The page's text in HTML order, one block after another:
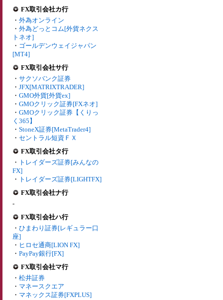
FX取引会社カ行
・ 外為オンライン
・ 外為どっとコム[外貨ネクス
トネオ]
・ ゴールデンウェイジャパン
[MT4]
FX取引会社サ行
・ サクソバンク証券
・ JFX[MATRIXTRADER]
・ GMO外貨[外貨ex]
・ GMOクリック証券[FXネオ]
・ GMOクリック証券【くりっ
く365】
・ StoneX証券[MetaTrader4]
・ セントラル短資ＦＸ
FX取引会社タ行
・ トレイダーズ証券[みんなの
FX]
・ トレイダーズ証券[LIGHTFX]
FX取引会社ナ行
-
FX取引会社ハ行
・ ひまわり証券[レギュラー口
座]
・ ヒロセ通商[LION FX]
・ PayPay銀行[FX]
FX取引会社マ行
・ 松井証券
・ マネースクエア
・ マネックス証券[FXPLUS]